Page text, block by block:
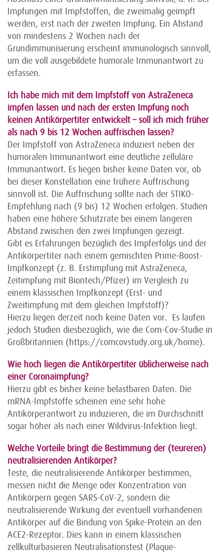
Impfungen mit Impfstoffen, die zweimalig geimpft
werden, erst nach der zweiten Impfung. Ein Abstand
von mindestens 2 Wochen nach der
Grundimmunisierung erscheint immunologisch sinnvoll,
um die voll ausgebildete humorale Immunantwort zu
erfassen.
Ich habe mich mit dem Impfstoff von AstraZeneca
impfen lassen und nach der ersten Impfung noch
keinen Antikörpertiter entwickelt – soll ich mich früher
als nach 9 bis 12 Wochen auffrischen lassen?
Der Impfstoff von AstraZeneca induziert neben der
humoralen Immunantwort eine deutliche zelluläre
Immunantwort. Es liegen bisher keine Daten vor, ob
bei dieser Konstellation eine frühere Auffrischung
sinnvoll ist. Die Auffrischung sollte nach der STIKO-
Empfehlung nach (9 bis) 12 Wochen erfolgen. Studien
haben eine höhere Schutzrate bei einem längeren
Abstand zwischen den zwei Impfungen gezeigt.
Gibt es Erfahrungen bezüglich des Impferfolgs und der
Antikörpertiter nach einem gemischten Prime-Boost-
Impfkonzept (z. B. Erstimpfung mit AstraZeneca,
Zeitimpfung mit Biontech/Pfizer) im Vergleich zu
einem klassischen Impfkonzept (Erst- und
Zweitimpfung mit dem gleichen Impfstoff)?
Hierzu liegen derzeit noch keine Daten vor. Es laufen
jedoch Studien diesbezüglich, wie die Com-Cov-Studie in
Großbritannien (https://comcovstudy.org.uk/home).
Wie hoch liegen die Antikörpertiter üblicherweise nach
einer Coronaimpfung?
Hierzu gibt es bisher keine belastbaren Daten. Die
mRNA-Impfstoffe scheinen eine sehr hohe
Antikörperantwort zu induzieren, die im Durchschnitt
sogar höher als nach einer Wildvirus-Infektion liegt.
Welche Vorteile bringt die Bestimmung der (teureren)
neutralisierenden Antikörper?
Teste, die neutralisierende Antikörper bestimmen,
messen nicht die Menge oder Konzentration von
Antikörpern gegen SARS-CoV-2, sondern die
neutralisierende Wirkung der eventuell vorhandenen
Antikörper auf die Bindung von Spike-Protein an den
ACE2-Rezeptor. Dies kann in einem klassischen
zellkulturbasieren Neutralisationstest (Plaque-